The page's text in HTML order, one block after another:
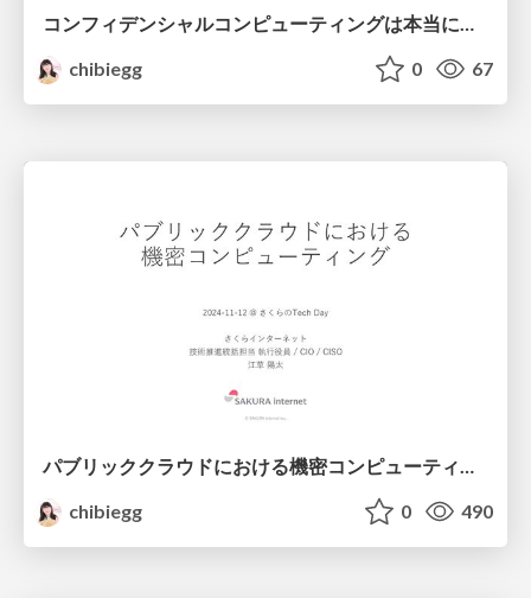
コンフィデンシャルコンピューティングは本当に機密なのか？@ 2025-08-23 LOCAL Developer Day ’25 Security with 在札幌米国総領事館 / Confidential Computing Truly Confidential? @ 2025-08-23 LOCAL Developer Day ’25 Security with the U.S. Consulate General in Sapporo
chibiegg
0 67
パブリッククラウドにおける機密コンピューティング@さくらのTech Day 2024-11-12 / Confidential Computing in Public Cloud
chibiegg
0 490